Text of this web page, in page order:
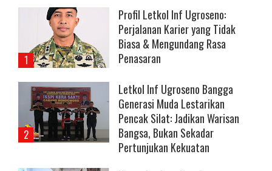
Profil Letkol Inf Ugroseno:
Perjalanan Karier yang Tidak
Biasa & Mengundang Rasa
Penasaran
Letkol Inf Ugroseno Bangga
Generasi Muda Lestarikan
Pencak Silat: Jadikan Warisan
Bangsa, Bukan Sekadar
Pertunjukan Kekuatan